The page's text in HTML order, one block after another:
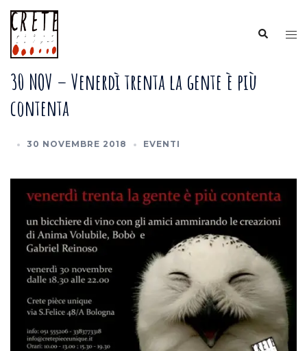
Vai
contenuto
Cerca
30 NOV – Venerdì trenta la gente è più
contenta
30 NOVEMBRE 2018 EVENTI